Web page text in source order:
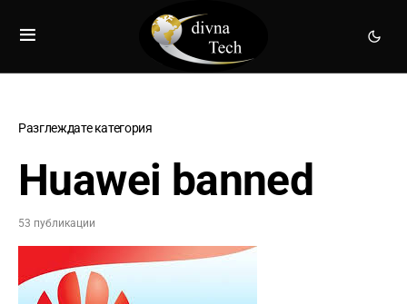
Разглеждате категория
Huawei banned
53 публикации